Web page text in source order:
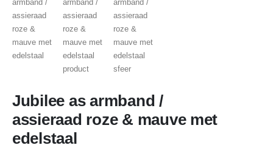
Jubilee as armband /
assieraad roze & mauve met
edelstaal